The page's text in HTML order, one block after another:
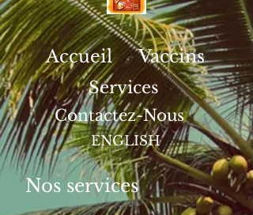
Accueil Vaccins
Services
Contactez-Nous
ENGLISH
Nos services